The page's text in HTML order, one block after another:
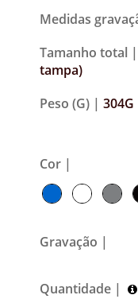
Medidas
Tamanho total |
tampa)
Peso (G) | 304G
Cor |
Gravação |
Quantidade |